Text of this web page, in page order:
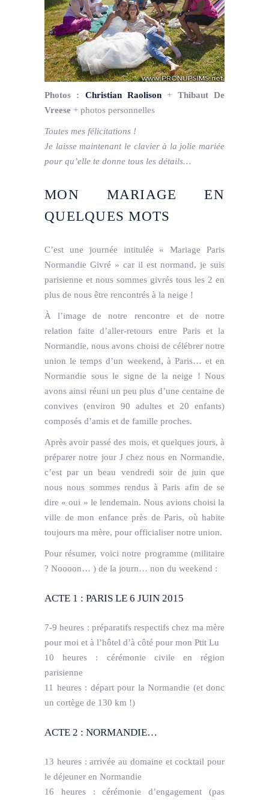
Photos : Christian Raolison + Thibaut De
Vreese + photos personnelles
Toutes mes félicitations !
Je laisse maintenant le clavier à la jolie mariée
pour qu’elle te donne tous les détails…
MON MARIAGE EN
QUELQUES MOTS
C’est une journée intitulée « Mariage Paris
Normandie Givré » car il est normand, je suis
parisienne et nous sommes givrés tous les 2 en
plus de nous être rencontrés à la neige !
À l’image de notre rencontre et de notre
relation faite d’aller-retours entre Paris et la
Normandie, nous avons choisi de célébrer notre
union le temps d’un weekend, à Paris… et en
Normandie sous le signe de la neige ! Nous
avons ainsi réuni un peu plus d’une centaine de
convives (environ 90 adultes et 20 enfants)
composés d’amis et de famille proches.
Après avoir passé des mois, et quelques jours, à
préparer notre jour J chez nous en Normandie,
c’est par un beau vendredi soir de juin que
nous nous sommes rendus à Paris afin de se
dire « oui » le lendemain. Nous avions choisi la
ville de mon enfance près de Paris, où habite
toujours ma mère, pour officialiser notre union.
Pour résumer, voici notre programme (militaire
? Noooon… ) de la journ… non du weekend :
ACTE 1 : PARIS LE 6 JUIN 2015
7-9 heures : préparatifs respectifs chez ma mère
pour moi et à l’hôtel d’à côté pour mon Ptit Lu
10 heures : cérémonie civile en région
parisienne
11 heures : départ pour la Normandie (et donc
un cortège de 130 km !)
ACTE 2 : NORMANDIE…
13 heures : arrivée au domaine et cocktail pour
le déjeuner en Normandie
16 heures : cérémonie d’engagement (pas